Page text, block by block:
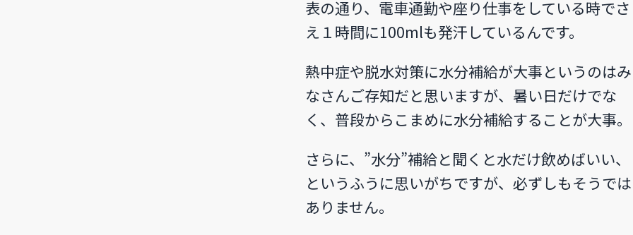
表の通り、電車通勤や座り仕事をしている時でさ
え１時間に100mlも発汗しているんです。
熱中症や脱水対策に水分補給が大事というのはみ
なさんご存知だと思いますが、暑い日だけでな
く、普段からこまめに水分補給することが大事。
さらに、”水分”補給と聞くと水だけ飲めばいい、
というふうに思いがちですが、必ずしもそうでは
ありません。